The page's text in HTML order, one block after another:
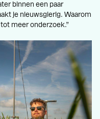
binnen een paar
je nieuwsgierig. Waarom
meer onderzoek.”